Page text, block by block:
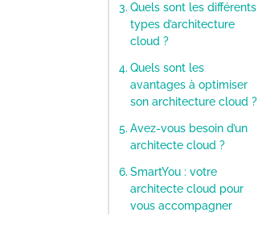
Quels sont les différents
types d’architecture
cloud ?
Quels sont les
avantages à optimiser
son architecture cloud ?
Avez-vous besoin d’un
architecte cloud ?
SmartYou : votre
architecte cloud pour
vous accompagner